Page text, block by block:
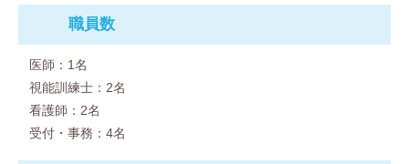
職員数
医師：1名
視能訓練士：2名
看護師：2名
受付・事務：4名